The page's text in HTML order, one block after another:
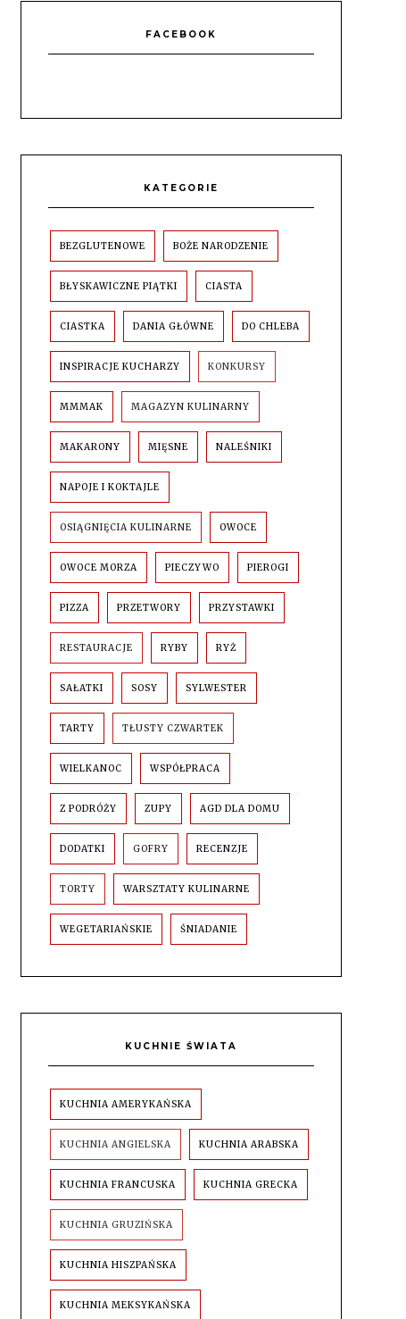
FACEBOOK
KATEGORIE
BEZGLUTENOWE BOŻE NARODZENIE
BŁYSKAWICZNE PIĄTKI CIASTA
CIASTKA DANIA GŁÓWNE DO CHLEBA
INSPIRACJE KUCHARZY KONKURSY
MMMAK MAGAZYN KULINARNY
MAKARONY MIĘSNE NALEŚNIKI
NAPOJE I KOKTAJLE
OSIĄGNIĘCIA KULINARNE OWOCE
OWOCE MORZA PIECZYWO PIEROGI
PIZZA PRZETWORY PRZYSTAWKI
RESTAURACJE RYBY RYŻ
SAŁATKI SOSY SYLWESTER
TARTY TŁUSTY CZWARTEK
WIELKANOC WSPÓŁPRACA
Z PODRÓŻY ZUPY AGD DLA DOMU
DODATKI GOFRY RECENZJE
TORTY WARSZTATY KULINARNE
WEGETARIAŃSKIE ŚNIADANIE
KUCHNIE ŚWIATA
KUCHNIA AMERYKAŃSKA
KUCHNIA ANGIELSKA KUCHNIA ARABSKA
KUCHNIA FRANCUSKA KUCHNIA GRECKA
KUCHNIA GRUZIŃSKA
KUCHNIA HISZPAŃSKA
KUCHNIA MEKSYKAŃSKA